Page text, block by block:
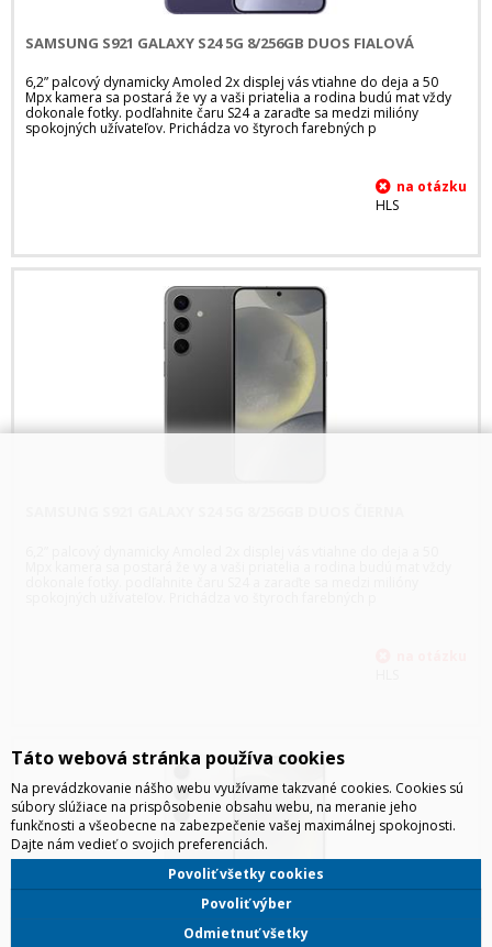
SAMSUNG S921 GALAXY S24 5G 8/256GB DUOS FIALOVÁ
6,2” palcový dynamicky Amoled 2x displej vás vtiahne do deja a 50
Mpx kamera sa postará že vy a vaši priatelia a rodina budú mat vždy
dokonale fotky. podľahnite čaru S24 a zaraďte sa medzi milióny
spokojných užívateľov. Prichádza vo štyroch farebných p
HLS
Táto webová stránka používa cookies
Na prevádzkovanie nášho webu využívame takzvané cookies. Cookies sú
súbory slúžiace na prispôsobenie obsahu webu, na meranie jeho
funkčnosti a všeobecne na zabezpečenie vašej maximálnej spokojnosti.
Dajte nám vedieť o svojich preferenciách.
Odmietnuť všetky
Povoliť výber
Povoliť všetky cookies